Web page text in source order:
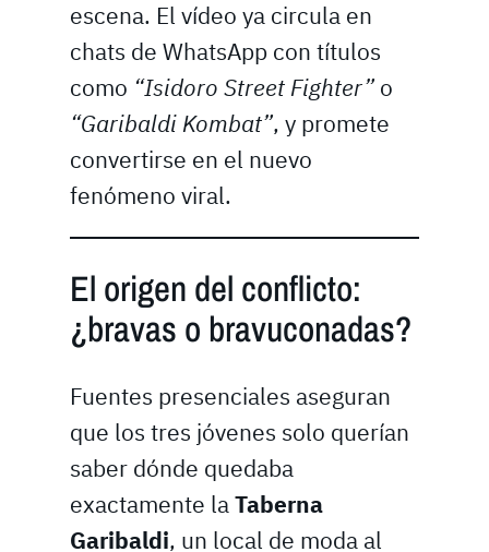
escena. El vídeo ya circula en
chats de WhatsApp con títulos
como “Isidoro Street Fighter” o
“Garibaldi Kombat”, y promete
convertirse en el nuevo
fenómeno viral.
El origen del conflicto:
¿bravas o bravuconadas?
Fuentes presenciales aseguran
que los tres jóvenes solo querían
saber dónde quedaba
exactamente laTaberna
Garibaldi, un local de moda al